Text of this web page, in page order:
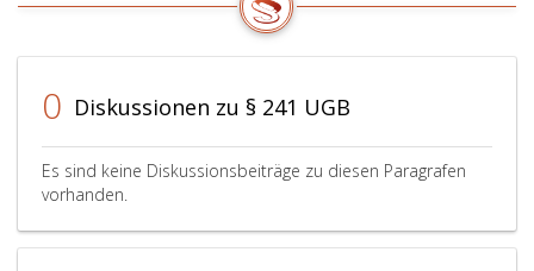
0 Diskussionen zu § 241 UGB
Es sind keine Diskussionsbeiträge zu diesen Paragrafen
vorhanden.